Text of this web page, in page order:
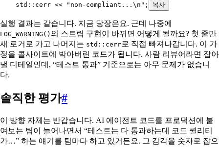
    std
:: cerr << " non-compliant... \n " ; 복사
실행 결과는 같습니다. 지금 당장은요. 근데 나중에
LOG_WARNING() 의 스트림 구현이 바뀌면 어떻게 될까요? 첫 줄만
새 로거로 가고 나머지는 std::cerr로 직접 빠져나갑니다. 이 가
정을 콜사이트에 박아버린 코드가 됩니다. 사람 리뷰어라면 잡아
낼 디테일인데, “테스트 통과” 기준으로는 아무 문제가 없습니
다.
솔직한 평가#
이 방향 자체는 반갑습니다. AI 에이전트 코드를 프로덕션에 붙
여보는 팀이 늘어나면서 “테스트는 다 통과하는데 코드 퀄리티
가…” 하는 얘기를 팀마다 하고 있거든요. 그 감각을 숫자로 잡으